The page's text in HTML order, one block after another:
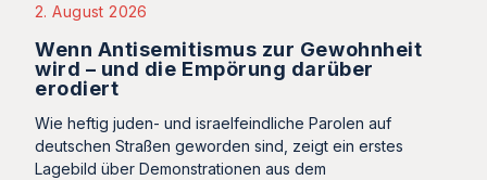
2. August 2026
Wenn Antisemitismus zur Gewohnheit
wird – und die Empörung darüber
erodiert
Wie heftig juden- und israelfeindliche Parolen auf
deutschen Straßen geworden sind, zeigt ein erstes
Lagebild über Demonstrationen aus dem